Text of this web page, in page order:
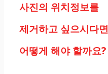
사진의 위치정보를
제거하고 싶으시다면
어떻게 해야 할까요?